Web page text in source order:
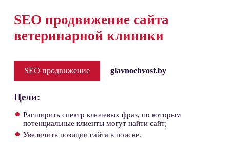
SEO продвижение сайта
ветеринарной клиники
SEO продвижение glavnoehvost.by
Цели:
Расширить спектр ключевых фраз, по которым
потенциальные клиенты могут найти сайт;
Увеличить позиции сайта в поиске.